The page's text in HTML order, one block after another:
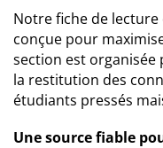
Notre fiche de lecture
conçue pour
section est
la restitution des
étudiants pressés
Une source fiable